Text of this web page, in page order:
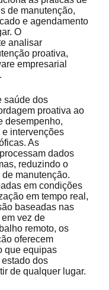
de manutenção,
e agendamento
O
analisar
proativa,
empresarial
saúde dos
proativa ao
desempenho,
intervenções
As
dados
reduzindo o
manutenção.
em condições
em tempo real,
baseadas nas
vez de
remoto, os
oferecem
que equipas
dos
de qualquer lugar.